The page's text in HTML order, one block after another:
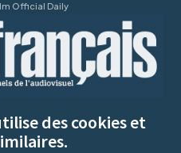
Official Daily
des cookies et